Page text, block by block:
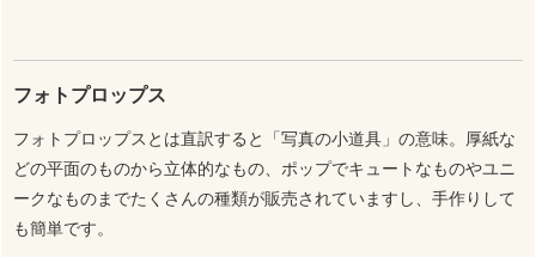
フォトプロップス
フォトプロップスとは直訳すると「写真の小道具」の意味。厚紙な
どの平面のものから立体的なもの、ポップでキュートなものやユニ
ークなものまでたくさんの種類が販売されていますし、手作りして
も簡単です。